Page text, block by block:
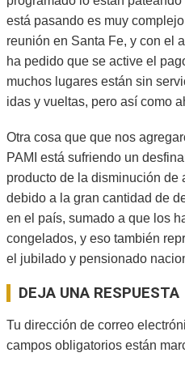
está pasando es muy
reunión en Santa Fe, y con el
ha pedido que se active el
muchos lugares están sin
idas y vueltas, pero así como
Otra cosa que que nos
PAMI está sufriendo un
producto de la disminución de
debido a la gran cantidad de
en el país, sumado a que los
congelados, y eso también
el jubilado y pensionado
2026-
04-
22
DEJA UNA RESPUESTA
Tu dirección de correo
campos obligatorios están